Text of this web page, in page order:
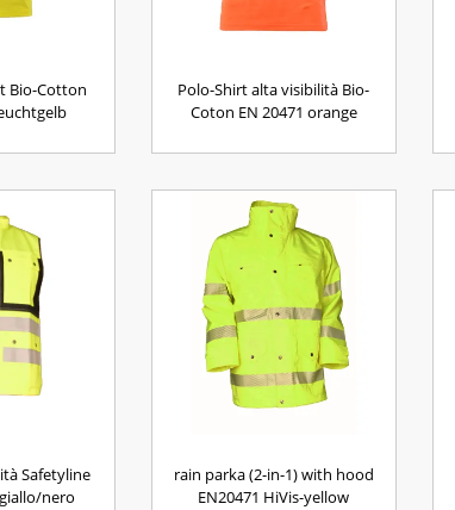
Bio-Cotton
Polo-Shirt alta visibilità Bio-
Coton EN 20471 orange
Safetyline
nero
rain parka (2-in-1) with hood
EN20471 HiVis-yellow